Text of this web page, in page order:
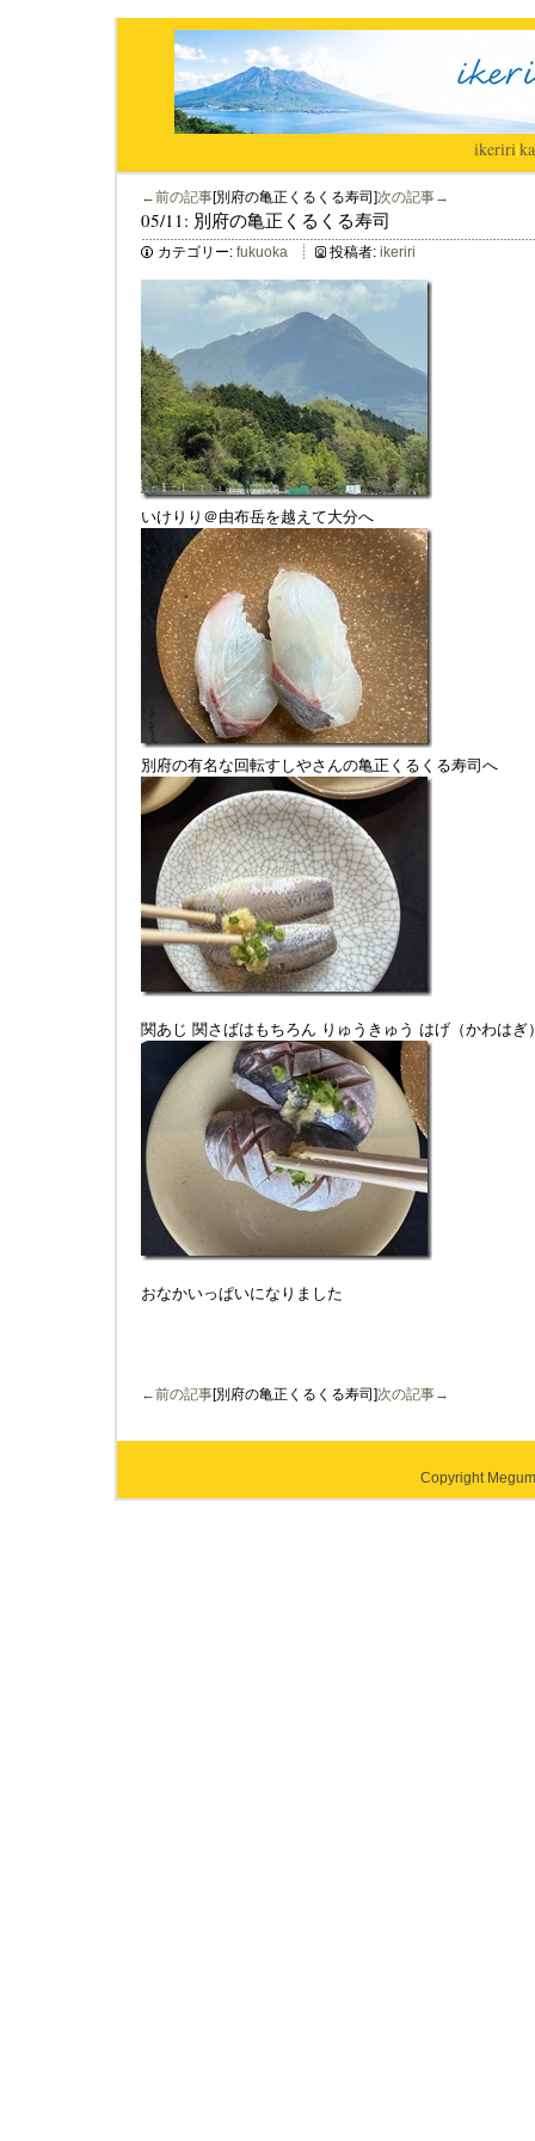
ikeriri|
←前の記事[別府の亀正くるくる寿司]次の記事→
05/11: 別府の亀正くるくる寿司
カテゴリー: fukuoka 投稿者: ikeriri
いけりり＠由布岳を越えて大分へ
別府の有名な回転すしやさんの亀正くるくる寿司へ
関あじ 関さばはもちろん りゅうきゅう はげ（かわはぎ
おなかいっぱいになりました
←前の記事[別府の亀正くるくる寿司]次の記事→
Copyright